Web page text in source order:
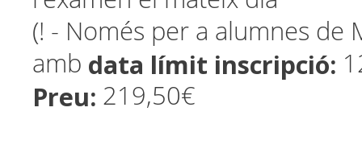
(! - Només per a alumnes de
amb data límit inscripció:
Preu: 219,50€